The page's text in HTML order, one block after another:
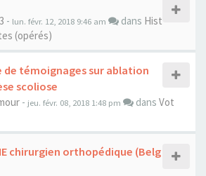
- lun. févr. 12, 2018 9:46 am dans Hist
(opérés)
de témoignages sur ablation
scoliose
- jeu. févr. 08, 2018 1:48 pm dans Vot
chirurgien orthopédique (Belg